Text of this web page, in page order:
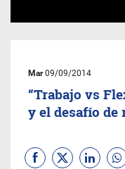
Mar09/09/2014
“Trabajo vs
y el desafío de